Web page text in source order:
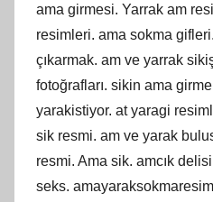
ama girmesi. Yarrak am
resimleri. ama sokma
çıkarmak. am ve yarrak
fotoğrafları. sikin ama
yarakistiyor. at yaragi
sik resmi. am ve yarak
resmi. Ama sik. amcık
seks.